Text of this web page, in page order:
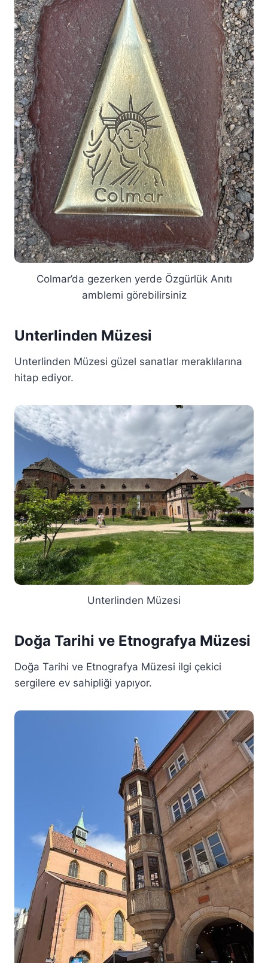
Colmar’da gezerken yerde Özgürlük Anıtı
amblemi görebilirsiniz
Unterlinden Müzesi
Unterlinden Müzesi güzel sanatlar meraklılarına
hitap ediyor.
Unterlinden Müzesi
Doğa Tarihi ve Etnografya Müzesi
Doğa Tarihi ve Etnografya Müzesi ilgi çekici
sergilere ev sahipliği yapıyor.